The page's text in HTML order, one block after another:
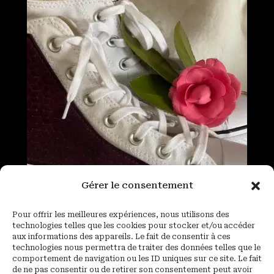
Gérer le consentement
Pour offrir les meilleures expériences, nous utilisons des
technologies telles que les cookies pour stocker et/ou accéder
aux informations des appareils. Le fait de consentir à ces
technologies nous permettra de traiter des données telles que le
comportement de navigation ou les ID uniques sur ce site. Le fait
de ne pas consentir ou de retirer son consentement peut avoir